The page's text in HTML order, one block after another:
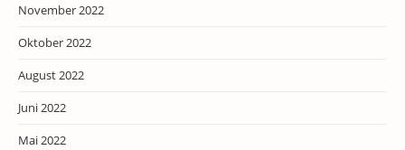
November 2022
Oktober 2022
August 2022
Juni 2022
Mai 2022